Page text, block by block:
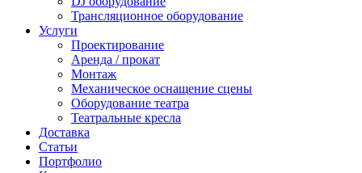
Трансляционное оборудование
Услуги
Проектирование
Аренда / прокат
Монтаж
Механическое оснащение сцены
Оборудование театра
Театральные кресла
Доставка
Статьи
Портфолио